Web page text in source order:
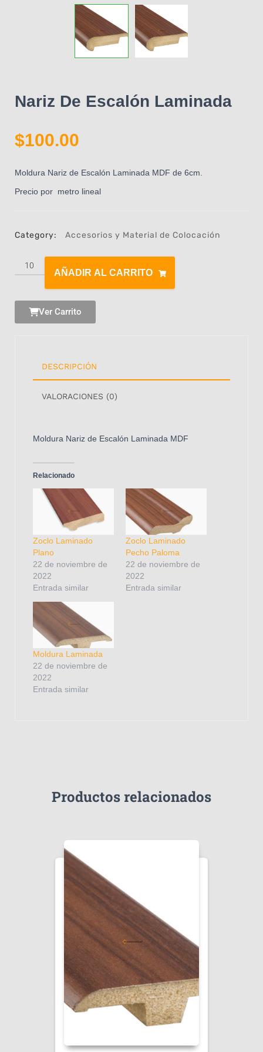
Nariz De Escalón Laminada
$100.00
Moldura Nariz de Escalón Laminada MDF de 6cm.
Precio por metro lineal
Category: Accesorios y Material de Colocación
AÑADIR AL CARRITO
Ver Carrito
DESCRIPCIÓN
VALORACIONES (0)
Moldura Nariz de Escalón Laminada MDF
Relacionado
Zoclo Laminado
Plano
22 de noviembre de
2022
Entrada similar
Zoclo Laminado
Pecho Paloma
22 de noviembre de
2022
Entrada similar
Moldura Laminada
22 de noviembre de
2022
Entrada similar
Productos relacionados